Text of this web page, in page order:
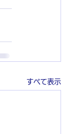
すべて表示